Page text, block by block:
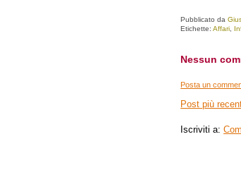
Pubblicato da
Etichette:Affari
Nessun
Posta un
Post più
Iscriviti a: